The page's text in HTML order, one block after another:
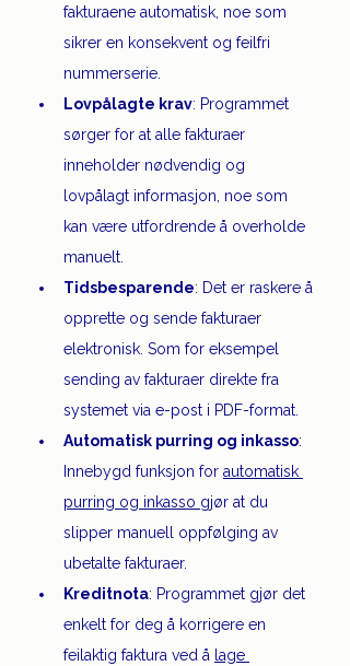
fakturaene automatisk, noe som
sikrer en konsekvent og feilfri
nummerserie.
Lovpålagte krav: Programmet
sørger for at alle fakturaer
inneholder nødvendig og
lovpålagt informasjon, noe som
kan være utfordrende å overholde
manuelt.
Tidsbesparende: Det er raskere å
opprette og sende fakturaer
elektronisk. Som for eksempel
sending av fakturaer direkte fra
systemet via e-post i PDF-format.
Automatisk purring og inkasso:
Innebygd funksjon for automatisk
purring og inkasso gjør at du
slipper manuell oppfølging av
ubetalte fakturaer.
Kreditnota: Programmet gjør det
enkelt for deg å korrigere en
feilaktig faktura ved å lage